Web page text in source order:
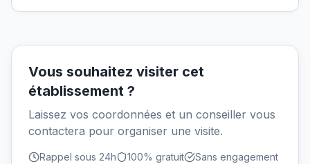
Vous souhaitez visiter cet
établissement ?
Laissez vos coordonnées et un conseiller vous
contactera pour organiser une visite.
Rappel sous 24h 100% gratuit Sans engagement